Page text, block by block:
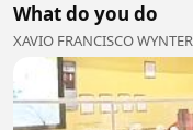
What do you do
XAVIO FRANCISCO